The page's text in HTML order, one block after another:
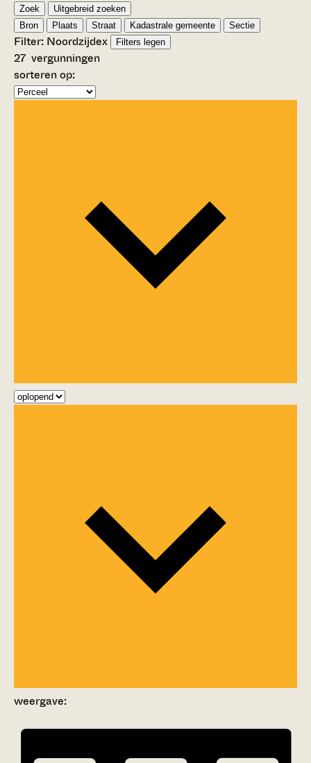
Zoek
Uitgebreid zoeken
Bron
Plaats Straat Kadastrale gemeente Sectie
Filter: Noordzijdex Filters legen
27 vergunningen
sorteren op:
weergave: